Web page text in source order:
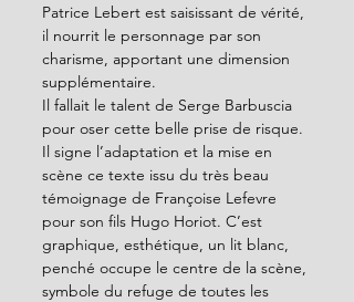
Patrice Lebert est saisissant de vérité,
il nourrit le personnage par son
charisme, apportant une dimension
supplémentaire.
Il fallait le talent de Serge Barbuscia
pour oser cette belle prise de risque.
Il signe l’adaptation et la mise en
scène ce texte issu du très beau
témoignage de Françoise Lefevre
pour son fils Hugo Horiot. C’est
graphique, esthétique, un lit blanc,
penché occupe le centre de la scène,
symbole du refuge de toutes les